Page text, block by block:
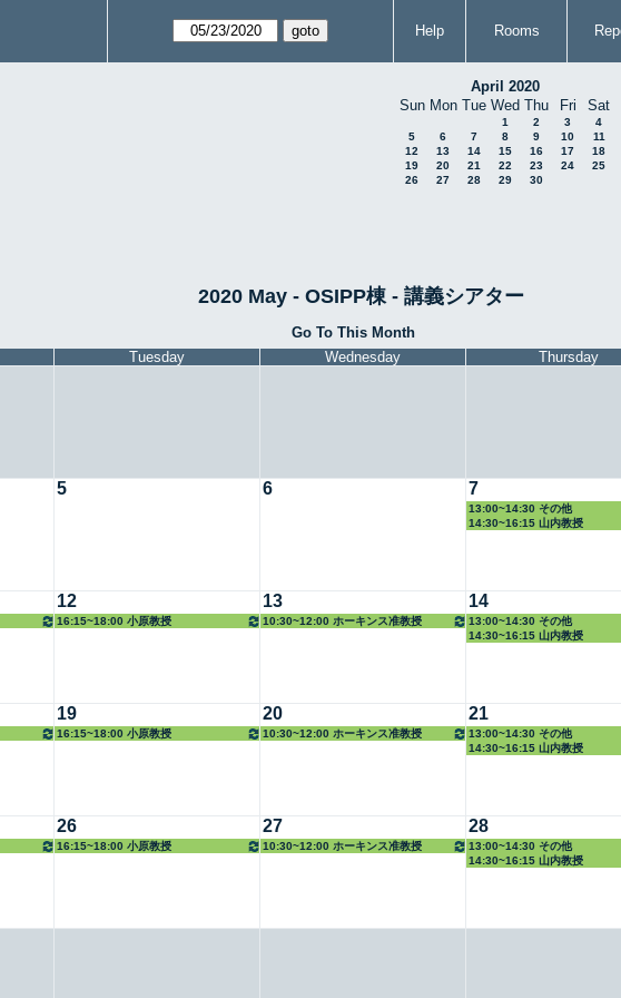
Help Rooms
April 2020
Sun Mon Tue Wed Thu Fri Sat
1 2 3
4
5
6 7 8 9 10
11
12
13 14 15 16 17
18
19
20 21 22 23 24
25
26
27 28 29 30
2020 May - OSIPP棟 - 講義シアター
Go To This Month
Tuesday Wednesday Thursday
5 6 7
13:00~14:30 その他
14:30~16:15 山内教授
12
16:15~18:00 小原教授
13
10:30~12:00 ホーキンス准教授
14
13:00~14:30 その他
14:30~16:15 山内教授
19
16:15~18:00 小原教授
20
10:30~12:00 ホーキンス准教授
21
13:00~14:30 その他
14:30~16:15 山内教授
26
16:15~18:00 小原教授
27
10:30~12:00 ホーキンス准教授
28
13:00~14:30 その他
14:30~16:15 山内教授